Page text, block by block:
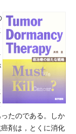
たのである。しか
剤は，とくに消化